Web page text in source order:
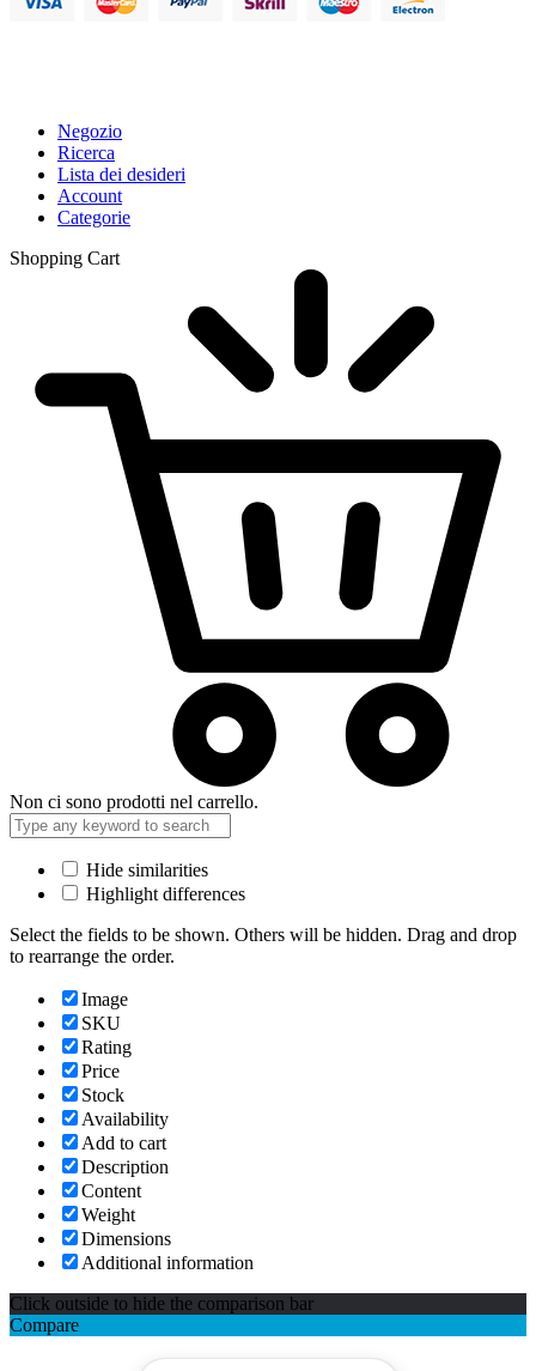
Negozio
Ricerca
Lista dei desideri
Account
Categorie
Shopping Cart
Non ci sono prodotti nel carrello.
Hide similarities
Highlight differences
Select the fields to be shown. Others will be hidden. Drag and drop
to rearrange the order.
Image
SKU
Rating
Price
Stock
Availability
Add to cart
Description
Content
Weight
Dimensions
Additional information
Click outside to hide the comparison bar
Compare